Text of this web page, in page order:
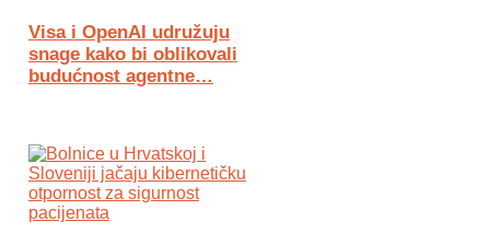
Visa i OpenAI udružuju
snage kako bi oblikovali
budućnost agentne…